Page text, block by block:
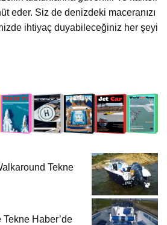
eder. Siz de denizdeki maceranızı
ihtiyaç duyabileceğiniz her şeyi
Tekne
Haber’de